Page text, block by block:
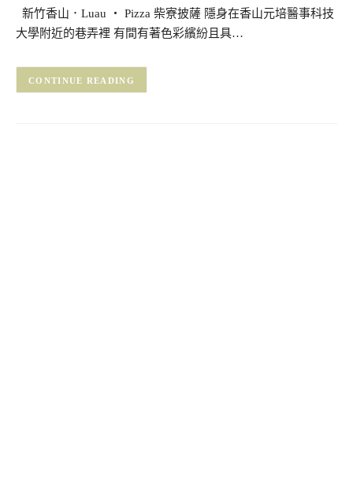
新竹香山．Luau ・ Pizza 柴寮披薩 隱身在香山元培醫事科技
大學附近的巷弄裡 有間有著色彩繽紛且具…
CONTINUE READING